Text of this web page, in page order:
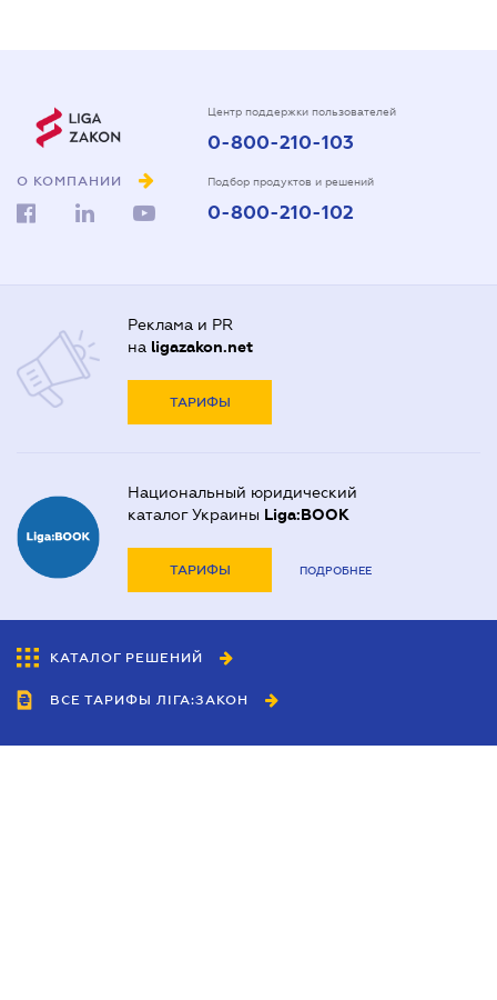
О КОМПАНИИ
Центр поддержки пользователей
0-800-210-103
Подбор продуктов и решений
0-800-210-102
Реклама и PR
на ligazakon.net
ТАРИФЫ
Национальный юридический
каталог Украины Liga:BOOK
ТАРИФЫ ПОДРОБНЕЕ
КАТАЛОГ РЕШЕНИЙ
ВСЕ ТАРИФЫ ЛІГА:ЗАКОН